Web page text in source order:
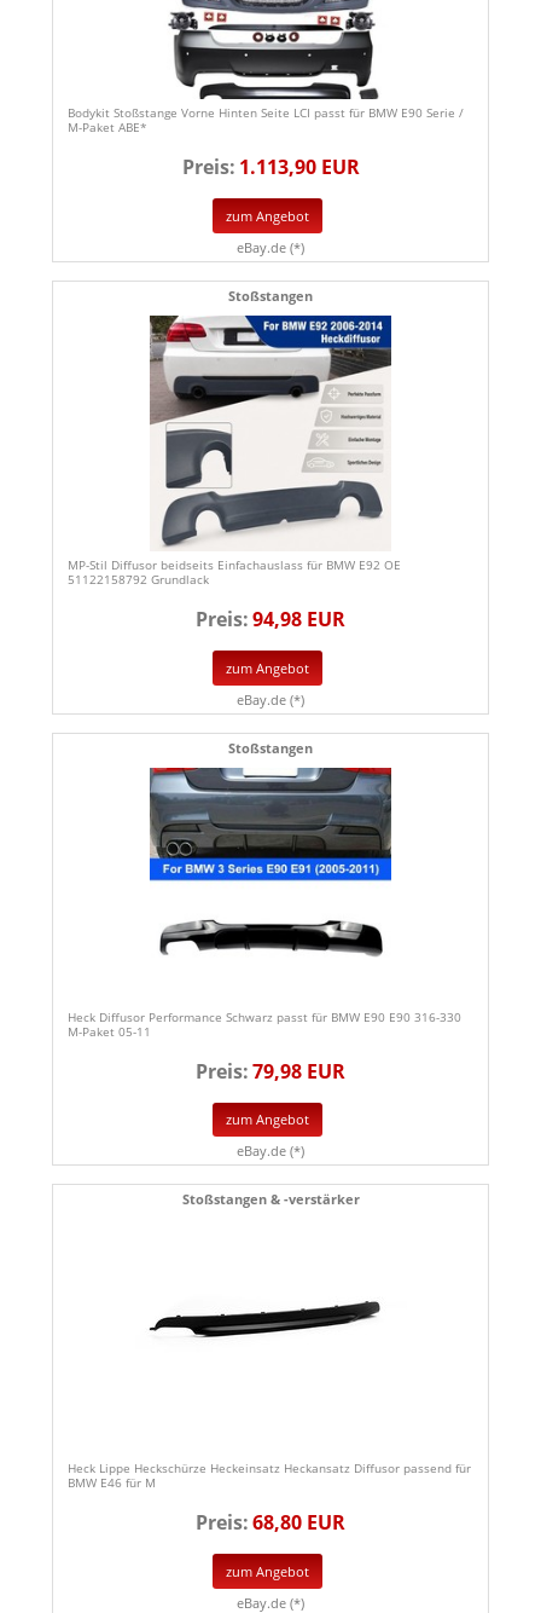
Bodykit Stoßstange Vorne Hinten Seite LCI passt für BMW E90 Serie /
M-Paket ABE*
Preis: 1.113,90 EUR
zum Angebot
eBay.de (*)
Stoßstangen
MP-Stil Diffusor beidseits Einfachauslass für BMW E92 OE
51122158792 Grundlack
Preis:94,98 EUR
zum Angebot
eBay.de (*)
Stoßstangen
Heck Diffusor Performance Schwarz passt für BMW E90 E90 316-330
M-Paket 05-11
Preis:79,98 EUR
zum Angebot
eBay.de (*)
Stoßstangen & -verstärker
Heck Lippe Heckschürze Heckeinsatz Heckansatz Diffusor passend für
BMW E46 für M
Preis:68,80 EUR
zum Angebot
eBay.de (*)